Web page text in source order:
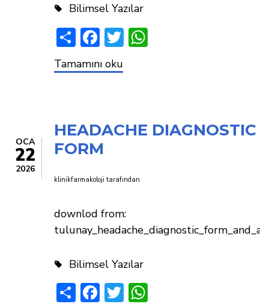
Bilimsel Yazılar
ShareFacebook
Twitter
KAÇINILMASI
GEREKEN
Tamamını oku
OCA
22
2026
HEADACHE DIAGNOSTIC
FORM
klinikfarmakoloji tarafından
downlod from:
Bilimsel Yazılar
ShareFacebook
Twitter